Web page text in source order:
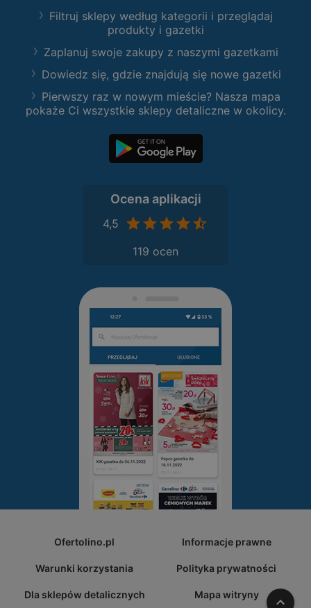
Filtruj sklepy według kategorii i przeglądaj
produkty i gazetki
Zaplanuj swoje zakupy z naszymi gazetkami
Dowiedz się, gdzie znajdują się nowe gazetki
Pierwszy raz w nowym mieście? Nasza mapa
pokaże Ci wszystkie sklepy detaliczne w okolicy.
Ocena aplikacji
4,5
119 ocen
Ofertolino.pl Informacje prawne
Warunki korzystania Polityka prywatności
Dla sklepów detalicznych Mapa witryny W